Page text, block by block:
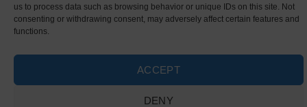
us to process data such as browsing behavior or unique IDs on this site. Not
consenting or withdrawing consent, may adversely affect certain features and
functions.
ACCEPT
DENY